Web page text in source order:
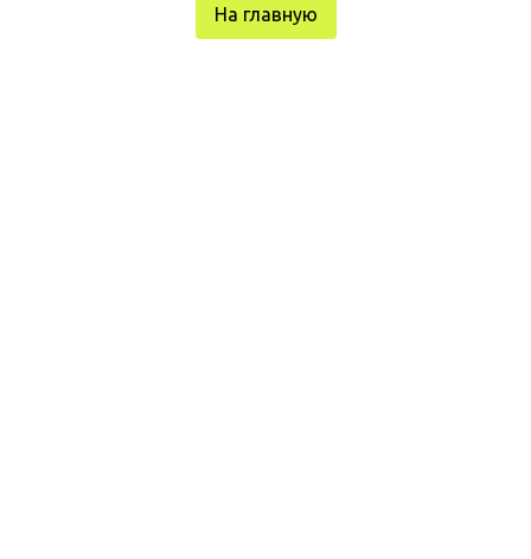
На главную